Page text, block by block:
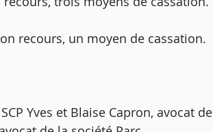
recours, un moyen de cassation.
Yves et Blaise Capron, avocat de